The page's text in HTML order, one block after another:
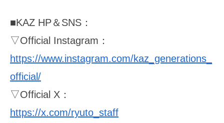
■KAZ HP＆SNS：
▽Official Instagram：
https://www.instagram.com/kaz_generations_
official/
▽Official X：
https://x.com/ryuto_staff